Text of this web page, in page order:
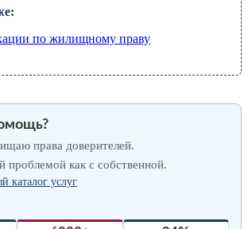
по жилищному праву
права доверителей.
проблемой как с собственной.
каталог услуг